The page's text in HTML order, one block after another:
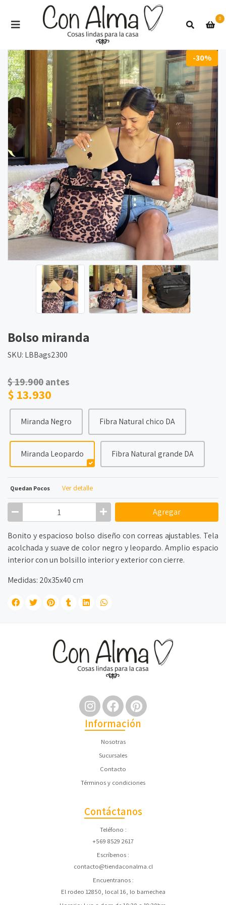
0
-30%
Bolso miranda
SKU: LBBags2300
$ 19.900antes
$ 13.930
Miranda Negro Fibra Natural chico DA
Miranda Leopardo Fibra Natural grande DA
Quedan Pocos Ver detalle
Agregar
Bonito y espacioso bolso diseño con correas ajustables. Tela
acolchada y suave de color negro y leopardo. Amplio espacio
interior con un bolsillo interior y exterior con cierre.
Medidas: 20x35x40 cm
Información
Nosotras
Sucursales
Contacto
Términos y condiciones
Contáctanos
Teléfono
+569 8529 2617
Escríbenos
contacto@tiendaconalma.cl
Encuentranos
El rodeo 12850, local 16, lo barnechea